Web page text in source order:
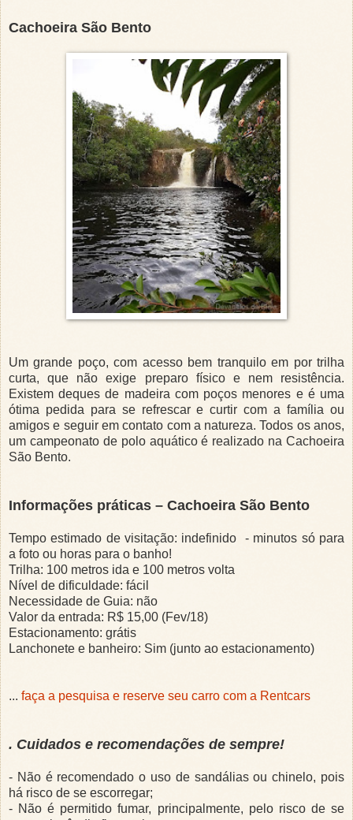
Cachoeira São Bento
Um grande poço, com acesso bem tranquilo em por trilha
curta, que não exige preparo físico e nem resistência.
Existem deques de madeira com poços menores e é uma
ótima pedida para se refrescar e curtir com a família ou
amigos e seguir em contato com a natureza. Todos os anos,
um campeonato de polo aquático é realizado na Cachoeira
São Bento.
Informações práticas – Cachoeira São Bento
Tempo estimado de visitação: indefinido - minutos só para
a foto ou horas para o banho!
Trilha: 100 metros ida e 100 metros volta
Nível de dificuldade: fácil
Necessidade de Guia: não
Valor da entrada: R$ 15,00 (Fev/18)
Estacionamento: grátis
Lanchonete e banheiro: Sim (junto ao estacionamento)
... faça a pesquisa e reserve seu carro com a Rentcars
. Cuidados e recomendações de sempre!
- Não é recomendado o uso de sandálias ou chinelo, pois
há risco de se escorregar;
- Não é permitido fumar, principalmente, pelo risco de se